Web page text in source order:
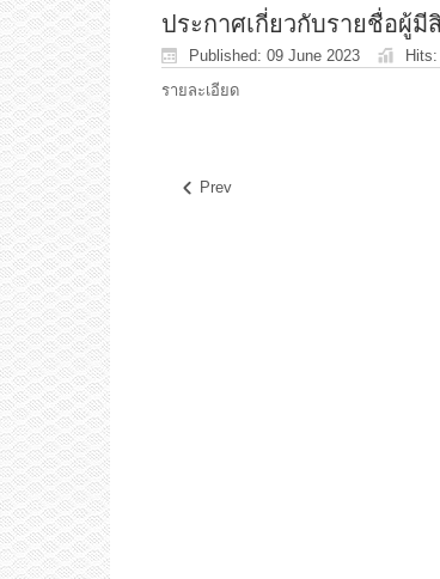
ประกาศเกี่ยวกับรายชื่อผู้มี
Published: 09 June 2023
Hits:
รายละเอียด
Prev